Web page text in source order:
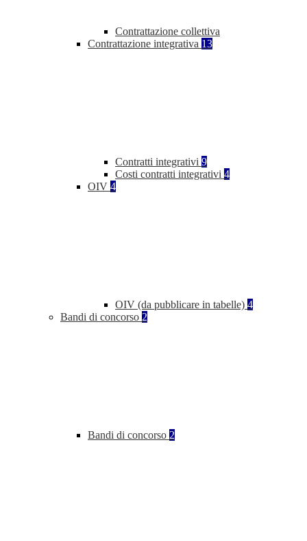
Contrattazione collettiva
Contrattazione integrativa 13
Contratti integrativi 9
Costi contratti integrativi 4
OIV 4
OIV (da pubblicare in tabelle) 4
Bandi di concorso 2
Bandi di concorso 2